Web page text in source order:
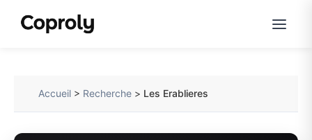
Accueil > Recherche > Les Erablieres